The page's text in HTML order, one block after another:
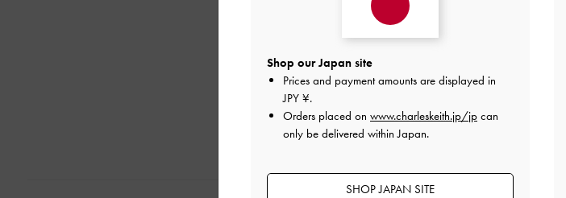
Shop our Japan site
Prices and payment amounts are displayed in
JPY ¥.
Orders placed on www.charleskeith.jp/jp can
only be delivered within Japan.
SHOP JAPAN SITE